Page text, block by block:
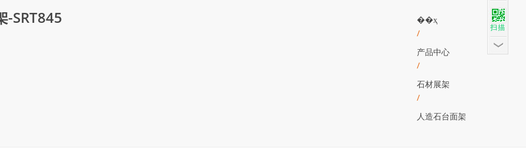
行业新闻
-SRT845
��ҳ
/
产品中心
/
石材展架
/
人造石台面架
扫描